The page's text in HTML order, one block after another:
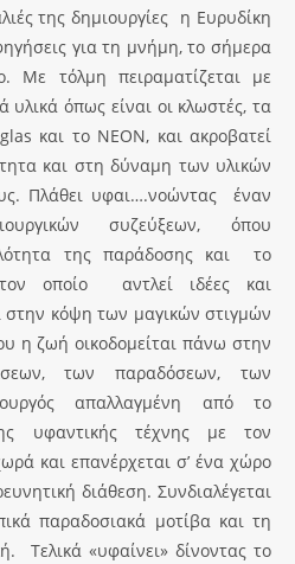
της δημιουργίες η Ευρυδίκη
για τη μνήμη, το σήμερα
Με τόλμη πειραματίζεται με
όπως είναι οι κλωστές, τα
και το ΝΕΟΝ, και ακροβατεί
και στη δύναμη των υλικών
Πλάθει υφαι….νοώντας έναν
συζεύξεων, όπου
της παράδοσης και το
οποίο αντλεί ιδέες και
στην κόψη των μαγικών στιγμών
η ζωή οικοδομείται πάνω στην
των παραδόσεων, των
απαλλαγμένη από το
υφαντικής τέχνης με τον
και επανέρχεται σ’ ένα χώρο
διάθεση. Συνδιαλέγεται
παραδοσιακά μοτίβα και τη
Τελικά «υφαίνει» δίνοντας το